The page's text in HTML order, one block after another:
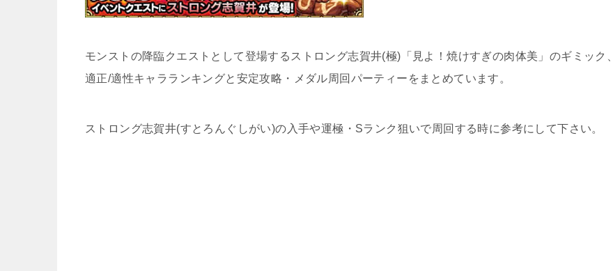
モンストの降臨クエストとして登場するストロング志賀井(極)「見よ！焼けすぎの肉体美」のギミック、
適正/適性キャラランキングと安定攻略・メダル周回パーティーをまとめています。
ストロング志賀井(すとろんぐしがい)の入手や運極・Sランク狙いで周回する時に参考にして下さい。